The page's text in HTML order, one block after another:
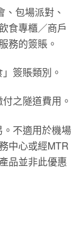
包場派對、
食專櫃／商戶
務的簽賬。
簽賬類別。
之隧道費用。
不適用於機場
中心或經MTR
品並非此優惠